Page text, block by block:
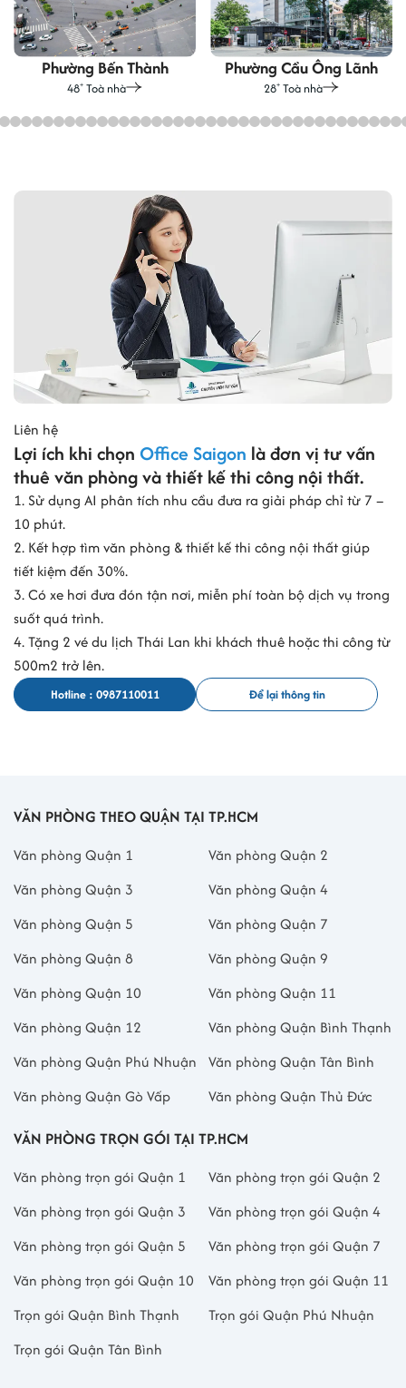
Phường Bến Thành
48+ Toà nhà
Phường Cầu Ông Lãnh
28+ Toà nhà
Liên hệ
Lợi ích khi chọn Office Saigon là đơn vị tư vấn
thuê văn phòng và thiết kế thi công nội thất.
1. Sử dụng AI phân tích nhu cầu đưa ra giải pháp chỉ từ 7 –
10 phút.
2. Kết hợp tìm văn phòng & thiết kế thi công nội thất giúp
tiết kiệm đến 30%.
3. Có xe hơi đưa đón tận nơi, miễn phí toàn bộ dịch vụ trong
suốt quá trình.
4. Tặng 2 vé du lịch Thái Lan khi khách thuê hoặc thi công từ
500m2 trở lên.
Hotline : 0987110011 Để lại thông tin
VĂN PHÒNG THEO QUẬN TẠI TP.HCM
Văn phòng Quận 1
Văn phòng Quận 2
Văn phòng Quận 3
Văn phòng Quận 4
Văn phòng Quận 5
Văn phòng Quận 7
Văn phòng Quận 8
Văn phòng Quận 9
Văn phòng Quận 10
Văn phòng Quận 11
Văn phòng Quận 12
Văn phòng Quận Bình Thạnh
Văn phòng Quận Phú Nhuận
Văn phòng Quận Tân Bình
Văn phòng Quận Gò Vấp
Văn phòng Quận Thủ Đức
VĂN PHÒNG TRỌN GÓI TẠI TP.HCM
Văn phòng trọn gói Quận 1
Văn phòng trọn gói Quận 2
Văn phòng trọn gói Quận 3
Văn phòng trọn gói Quận 4
Văn phòng trọn gói Quận 5
Văn phòng trọn gói Quận 7
Văn phòng trọn gói Quận 10
Văn phòng trọn gói Quận 11
Trọn gói Quận Bình Thạnh
Trọn gói Quận Phú Nhuận
Trọn gói Quận Tân Bình